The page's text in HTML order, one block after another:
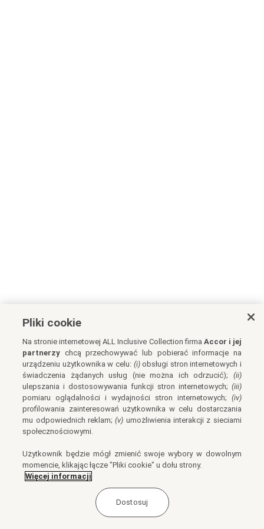
Pliki cookie
Na stronie internetowej ALL Inclusive Collection firma Accor i jej
partnerzy chcą przechowywać lub pobierać informacje na
urządzeniu użytkownika w celu: (i)obsługi stron internetowych i
świadczenia żądanych usług (nie można ich odrzucić); (ii)
ulepszania i dostosowywania funkcji stron internetowych; (iii)
pomiaru oglądalności i wydajności stron internetowych; (iv)
profilowania zainteresowań użytkownika w celu dostarczania
mu odpowiednich reklam;(v) umożliwienia interakcji z sieciami
społecznościowymi.
Użytkownik będzie mógł zmienić swoje wybory w dowolnym
momencie, klikając łącze "Pliki cookie" u dołu strony.
Więcej informacji
Dostosuj